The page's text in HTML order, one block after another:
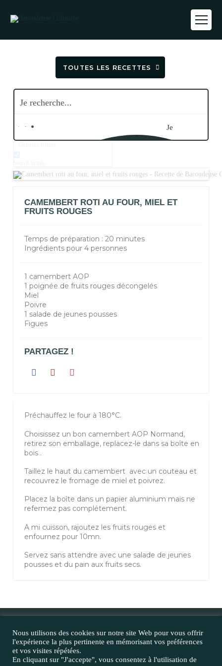
TOUTES LES RECETTES
Je
CAMEMBERT ROTI AU FOUR, MIEL ET
FRUITS ROUGES
Temps de préparation : 20 minutes
Ingrédients pour 4 personnes
1 camembert AOP
1 poignée de fruits rouges décongelés
Miel
Poivre
1 salade de jeunes pousses
Figues
PARTAGEZ !
Préchauffez le four à 180°C.
Choisissez un bon camembert AOP Normand,
retirez son emballage, replacez-le dans sa boîte en
bois .
Taillez le haut du camembert avec un couteau et
recouvrez le fromage de miel et poivrez.
Placez la boîte dans un papier aluminium mais ne
refermez pas complétement.
A mi cuisson, rajoutez les fruits rouges et
enfournez pour 10mn.
Servez sans attendre avec une salade de jeunes
pousses et du pain aux fruits secs.
Inscrivez vous à la newsletter
Nous utilisons des cookies sur notre site Web pour vous offrir
l'expérience la plus pertinente en mémorisant vos préférences
et vos visites répétées.
En cliquant sur "J'accepte", vous consentez à l'utilisation de